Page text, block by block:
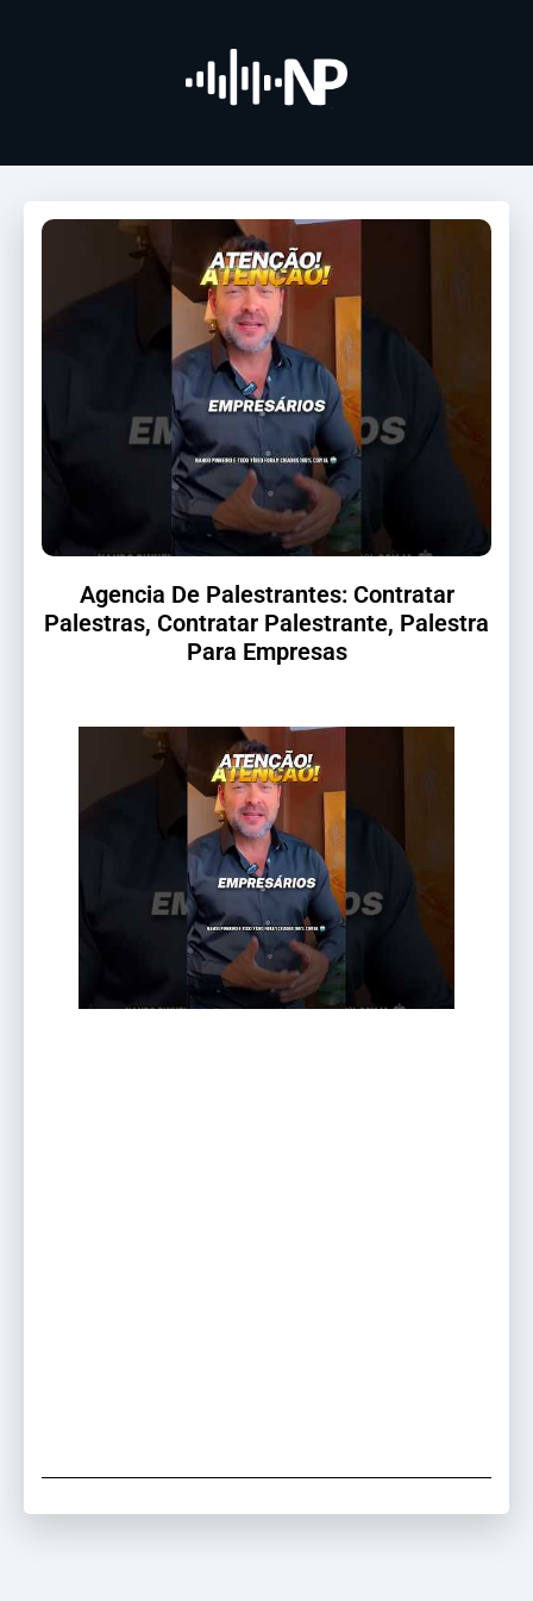
Agencia De Palestrantes: Contratar
Palestras, Contratar Palestrante, Palestra
Para Empresas